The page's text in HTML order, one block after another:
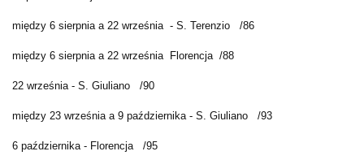
między 6 sierpnia a 22 września - S. Terenzio /86
między 6 sierpnia a 22 września Florencja /88
22 września - S. Giuliano /90
między 23 września a 9 października - S. Giuliano /93
6 października - Florencja /95